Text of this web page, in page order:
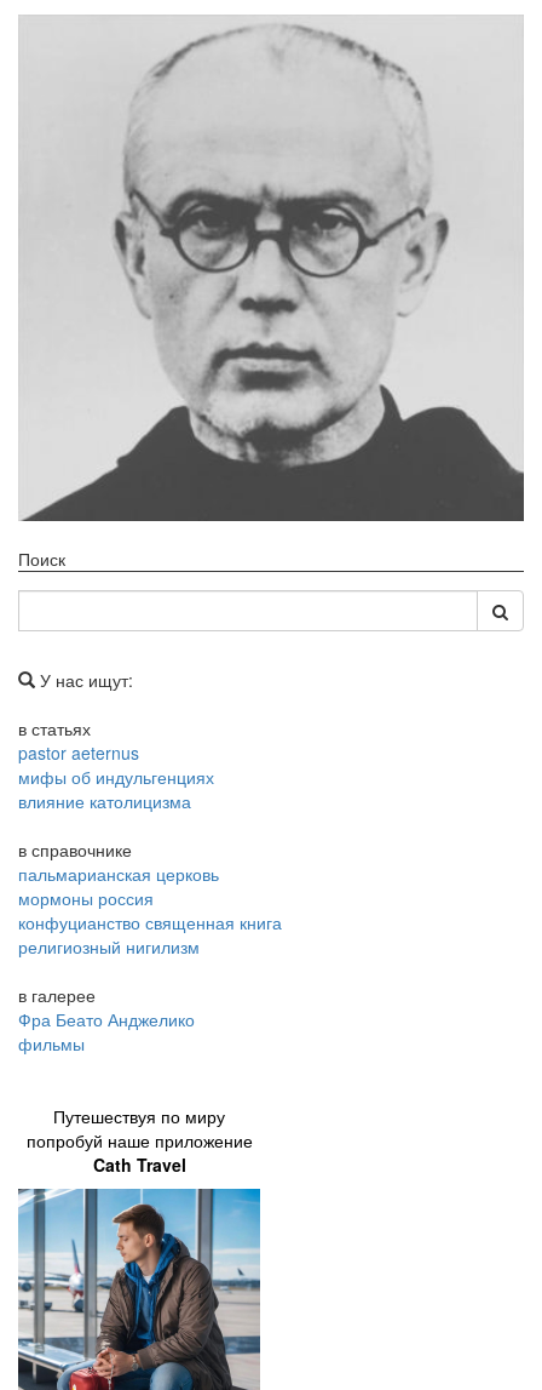
Поиск
У нас ищут:
в статьях
pastor aeternus
мифы об индульгенциях
влияние католицизма
в справочнике
пальмарианская церковь
мормоны россия
конфуцианство священная книга
религиозный нигилизм
в галерее
Фра Беато Анджелико
фильмы
Путешествуя по миру
попробуй наше приложение
Cath Travel